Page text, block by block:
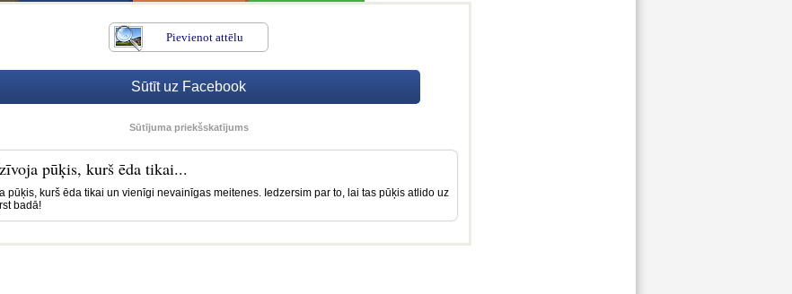
Pievienot attēlu
Sūtīt uz Facebook
Sūtījuma priekšskatījums
pūķis, kurš ēda tikai...
pūķis, kurš ēda tikai un vienīgi nevainīgas meitenes. Iedzersim par to, lai tas pūķis atlido uz
badā!